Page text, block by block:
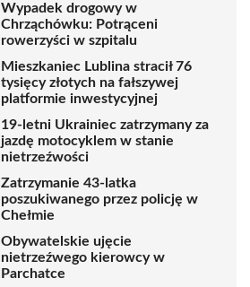
Wypadek drogowy w
Chrząchówku: Potrąceni
rowerzyści w szpitalu
Mieszkaniec Lublina stracił 76
tysięcy złotych na fałszywej
platformie inwestycyjnej
19-letni Ukrainiec zatrzymany za
jazdę motocyklem w stanie
nietrzeźwości
Zatrzymanie 43-latka
poszukiwanego przez policję w
Chełmie
Obywatelskie ujęcie
nietrzeźwego kierowcy w
Parchatce